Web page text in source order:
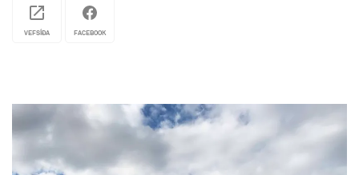
Ferðabílarnir eru sparneytnir, auðveldir í akstri,
og innihalda allt sem ferðalangar þurfa til þess
fábrotin hönnun, einfalt leiguferli, og þjónusta
með brosi er það sem Happy Campers stendur
fyrir.
VEFSÍÐA FACEBOOK